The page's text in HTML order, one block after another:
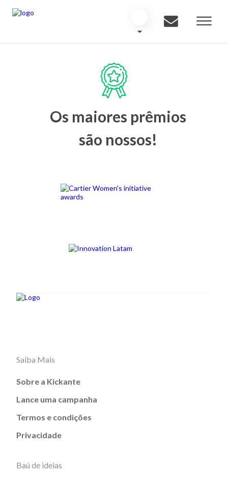
Os maiores prêmios
são nossos!
Saiba Mais
Sobre a Kickante
Lance uma campanha
Termos e condições
Privacidade
Baú de ideias